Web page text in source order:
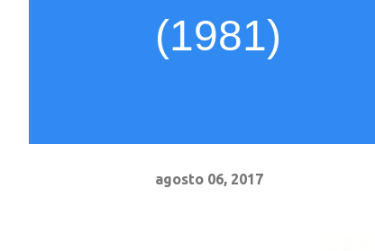
(1981)
agosto 06, 2017